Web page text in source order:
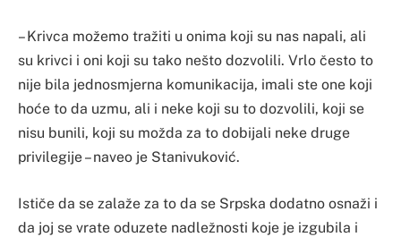
– Krivca možemo tražiti u onima koji su nas napali, ali
su krivci i oni koji su tako nešto dozvolili. Vrlo često to
nije bila jednosmjerna komunikacija, imali ste one koji
hoće to da uzmu, ali i neke koji su to dozvolili, koji se
nisu bunili, koji su možda za to dobijali neke druge
privilegije – naveo je Stanivuković.
Ističe da se zalaže za to da se Srpska dodatno osnaži i
da joj se vrate oduzete nadležnosti koje je izgubila i